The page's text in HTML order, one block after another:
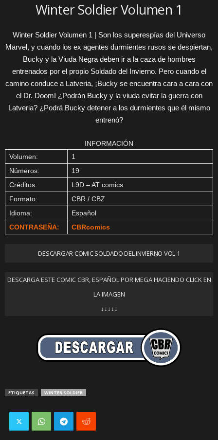
Winter Soldier Volumen 1
Winter Soldier Volumen 1 | Son los superespías del Universo
Marvel, y cuando los ex agentes durmientes rusos se despiertan,
Bucky y la Viuda Negra deben ir a la caza de hombres
entrenados por el propio Soldado del Invierno. Pero cuando el
camino conduce a Latveria, ¡Bucky se encuentra cara a cara con
el Dr. Doom! ¿Podrán Bucky y la viuda evitar la guerra con
Latveria? ¿Podrá Bucky detener a los durmientes que él mismo
entrenó?
INFORMACIÓN
Volumen:
1
Números:
19
Créditos:
L9D – AT comics
Formato:
CBR / CBZ
Idioma:
Español
CONTRASEÑA:
CBRcomics
DESCARGAR COMIC SOLDADO DEL INVIERNO VOL 1
DESCARGA ESTE COMIC CBR, ESPAÑOL POR MEGA HACIENDO CLICK EN
LA IMAGEN
↓↓↓↓↓
ETIQUETAS WINTER SOLDIER